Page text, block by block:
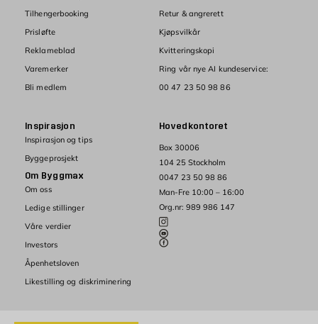
Hovedkontoret
Box 30006
104 25 Stockholm
0047 23 50 98 86
Man-Fre 10:00 – 16:00
Org.nr: 989 986 147
Tilhengerbooking
Prisløfte
Reklameblad
Varemerker
Bli medlem
Retur & angrerett
Kjøpsvilkår
Kvitteringskopi
Ring vår nye AI kundeservice:
00 47 23 50 98 86
Inspirasjon
Inspirasjon og tips
Byggeprosjekt
Om Byggmax
Om oss
Ledige stillinger
Våre verdier
Investors
Åpenhetsloven
Likestilling og diskriminering